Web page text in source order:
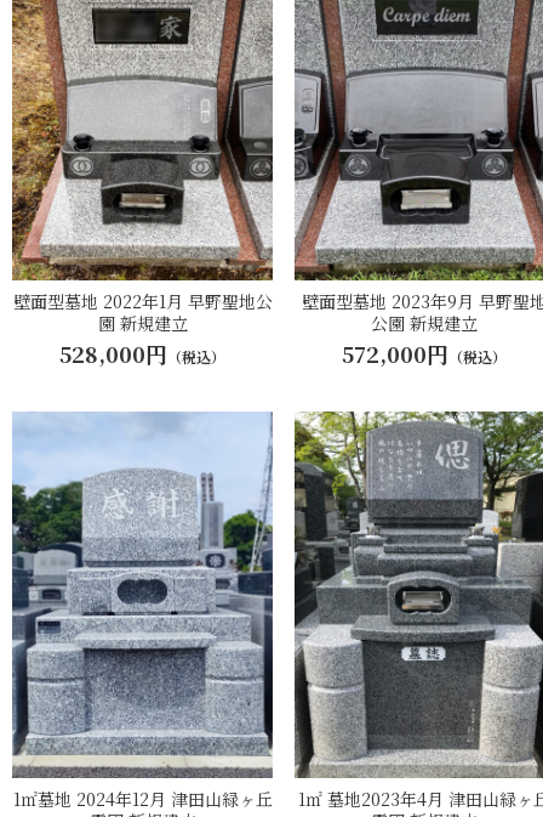
壁面型墓地 2022年1月 早野聖地公
園 新規建立
528,000円 （税込）
壁面型墓地 2023年9月 早野聖
公園 新規建立
572,000円 （税込）
1㎡墓地 2024年12月 津田山緑ヶ丘
1㎡ 墓地2023年4月 津田山緑ヶ